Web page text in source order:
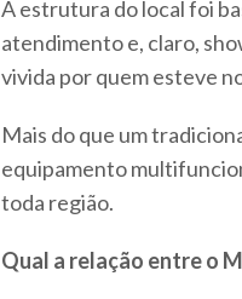
A estrutura do local foi
atendimento e, claro,
vivida por quem esteve
Mais do que um
equipamento
toda região.
Qual a relação entre o